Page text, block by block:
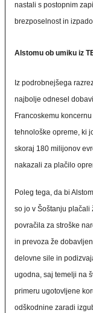
nastali s postopnim
brezposelnost in
Alstomu ob umiku iz
Iz podrobnejšega
najbolje odnesel
Francoskemu
tehnološke opreme, ki
skoraj 180 milijonov
nakazali za plačilo
Poleg tega, da bi
so jo v Šoštanju plačali
povračila za stroške
in prevoza že
delovne sile in
ugodna, saj temelji na
primeru ugotovljene
odškodnine zaradi